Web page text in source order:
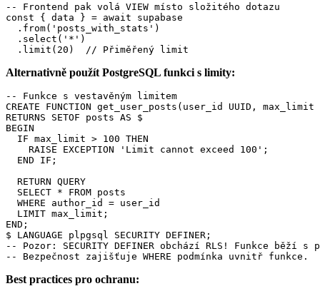
-- Frontend pak volá VIEW místo složitého dotazu
const { data } = await supabase
  .from('posts_with_stats')
  .select('*')
  .limit(20)  // Přiměřený limit
Alternativně použít PostgreSQL funkci s limity:
-- Funkce s vestavěným limitem
CREATE FUNCTION get_user_posts(user_id UUID, max_limit
RETURNS SETOF posts AS $
BEGIN
  IF max_limit > 100 THEN
    RAISE EXCEPTION 'Limit cannot exceed 100';
  END IF;
  RETURN QUERY
  SELECT * FROM posts
  WHERE author_id = user_id
  LIMIT max_limit;
END;
$ LANGUAGE plpgsql SECURITY DEFINER;
-- Pozor: SECURITY DEFINER obchází RLS! Funkce běží
-- Bezpečnost zajišťuje WHERE podmínka uvnitř funkce.
Best practices pro ochranu: